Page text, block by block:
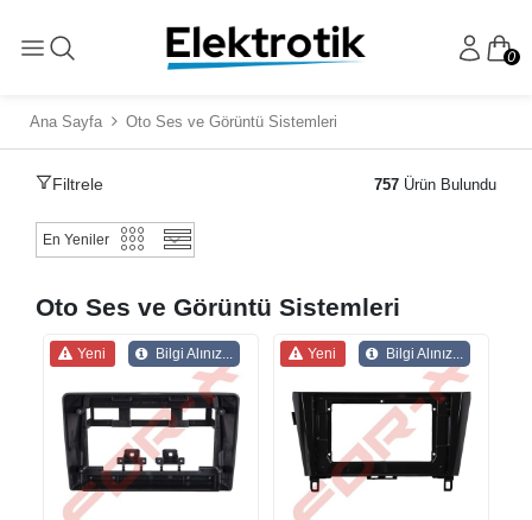
0
Ana Sayfa Oto Ses ve Görüntü Sistemleri
Filtrele 757 Ürün Bulundu
Oto Ses ve Görüntü Sistemleri
Yeni Bilgi Alınız... Yeni Bilgi Alınız...